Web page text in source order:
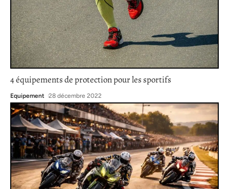
4 équipements de protection pour les sportifs
Equipement 28 décembre 2022